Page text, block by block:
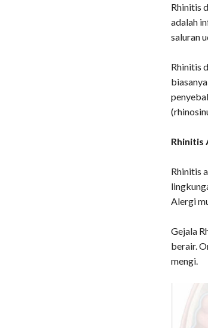
Rhinitis
adalah
saluran
Rhinitis
Rhinitis
Rhinitis
Alergi
Gejala
berair.
mengi.